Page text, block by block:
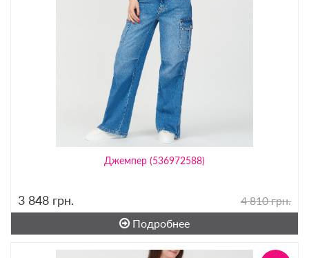
Джемпер (536972588)
3 848 грн.
4 810 грн.
Подробнее